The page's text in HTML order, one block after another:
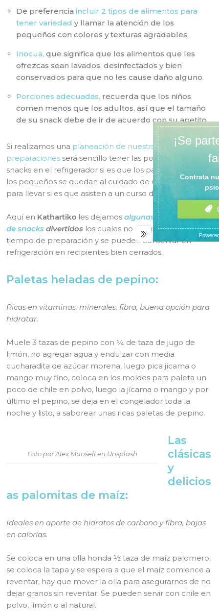
De preferenciaincluir 2 tipos de alimentos para
tener variedad y llamar la atención de los
pequeños con colores y texturas agradables.
Inocua, que significa que los alimentos que les
ofrezcas sean lavados, desinfectados y bien
conservados para que no les cause daño alguno.
Porciones adecuadas, recuerda que los niños
comen menos que los adultos, así que el tamaño
de su snack debe de ir de acuerdo con su apetito.
Si realizamos una planeación de nuestras
preparaciones será sencillo tener las porciones de
snacks en el refrigerador si es que los padres trabajan y
los pequeños se quedan al cuidado de un familiar o
para llevar si es que asisten a un curso de verano.
Aquí en Kathartiko les dejamos algunas sugerencias
de snacks divertidos los cuales no requieren mucho
tiempo de preparación y se pueden conservar en
refrigeración en recipientes bien cerrados.
Paletas heladas de pepino:
Ricas en vitaminas, minerales, fibra, buena opción para
hidratar.
Muele 3 tazas de pepino con ¼ de taza de jugo de
limón, no agregar agua y endulzar con media
cucharadita de azúcar morena, luego pica jícama o
mango muy fino, coloca en los moldes para paleta un
poco de chile en polvo, luego la jícama o mango y por
último el pepino, se deja en el congelador toda la
noche y listo, a saborear unas ricas paletas de pepino.
Foto por Alex Munsell en Unsplash
Las
clásicas
y
delicios
as palomitas de maíz:
Ideales en aporte de hidratos de carbono y fibra, bajas
en calorías.
Se coloca en una olla honda ½ taza de maíz palomero,
se coloca la tapa y se espera a que el maíz comience a
reventar, hay que mover la olla para asegurarnos de no
dejar granos sin reventar. Se pueden servir con chile en
polvo, limón o al natural.